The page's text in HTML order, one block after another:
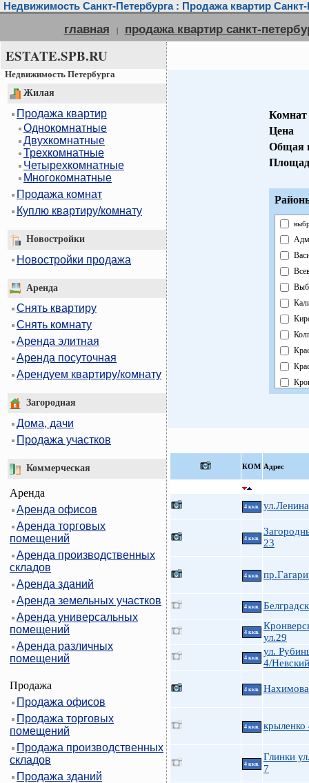
Недвижимость Санкт-Петербурга : Продажа квартир Санкт-
главная | продажа квартир санкт-
ESTATE.SPB.RU
Недвижимость Петербурга
Жилая
Продажа квартир
Однокомнатные
Двухкомнатные
Трехкомнатные
Четырехкомнатные
Многокомнатные
Продажа комнат
Куплю квартиру/комнату
Новостройки
Новостройки продажа
Аренда
Снять квартиру
Снять комнату
Аренда элитная
Аренда посуточная
Арендуем квартиру/комнату
Загородная
Дома, дачи
Продажа участков
Коммерческая
Аренда
Аренда офисов
Аренда торговых
помещений
Аренда производственных
складов
Аренда зданий
Аренда земельных участков
Аренда универсальных
помещений
Аренда различных
помещений
Продажа
Продажа офисов
Продажа торговых
помещений
Продажа производственных
складов
Продажа зданий
Комнат
Цена
Общая
КOМ Адрес
4 ккв.
4 ккв.
23
4 ккв.
4 ккв.
4 ккв.
ул.29
4 ккв.
ул.
4/
4 ккв.
4 ккв. крыленко
4 ккв.
Глинки
7